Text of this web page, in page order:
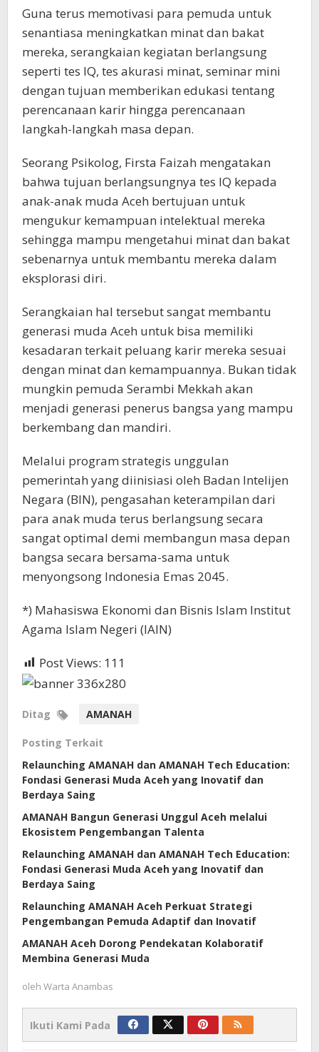
Guna terus memotivasi para pemuda untuk
senantiasa meningkatkan minat dan bakat
mereka, serangkaian kegiatan berlangsung
seperti tes IQ, tes akurasi minat, seminar mini
dengan tujuan memberikan edukasi tentang
perencanaan karir hingga perencanaan
langkah-langkah masa depan.
Seorang Psikolog, Firsta Faizah mengatakan
bahwa tujuan berlangsungnya tes IQ kepada
anak-anak muda Aceh bertujuan untuk
mengukur kemampuan intelektual mereka
sehingga mampu mengetahui minat dan bakat
sebenarnya untuk membantu mereka dalam
eksplorasi diri.
Serangkaian hal tersebut sangat membantu
generasi muda Aceh untuk bisa memiliki
kesadaran terkait peluang karir mereka sesuai
dengan minat dan kemampuannya. Bukan tidak
mungkin pemuda Serambi Mekkah akan
menjadi generasi penerus bangsa yang mampu
berkembang dan mandiri.
Melalui program strategis unggulan
pemerintah yang diinisiasi oleh Badan Intelijen
Negara (BIN), pengasahan keterampilan dari
para anak muda terus berlangsung secara
sangat optimal demi membangun masa depan
bangsa secara bersama-sama untuk
menyongsong Indonesia Emas 2045.
*) Mahasiswa Ekonomi dan Bisnis Islam Institut
Agama Islam Negeri (IAIN)
Post Views: 111
Ditag AMANAH
Posting Terkait
Relaunching AMANAH dan AMANAH Tech Education:
Fondasi Generasi Muda Aceh yang Inovatif dan
Berdaya Saing
AMANAH Bangun Generasi Unggul Aceh melalui
Ekosistem Pengembangan Talenta
Relaunching AMANAH dan AMANAH Tech Education:
Fondasi Generasi Muda Aceh yang Inovatif dan
Berdaya Saing
Relaunching AMANAH Aceh Perkuat Strategi
Pengembangan Pemuda Adaptif dan Inovatif
AMANAH Aceh Dorong Pendekatan Kolaboratif
Membina Generasi Muda
oleh Warta Anambas
Ikuti Kami Pada